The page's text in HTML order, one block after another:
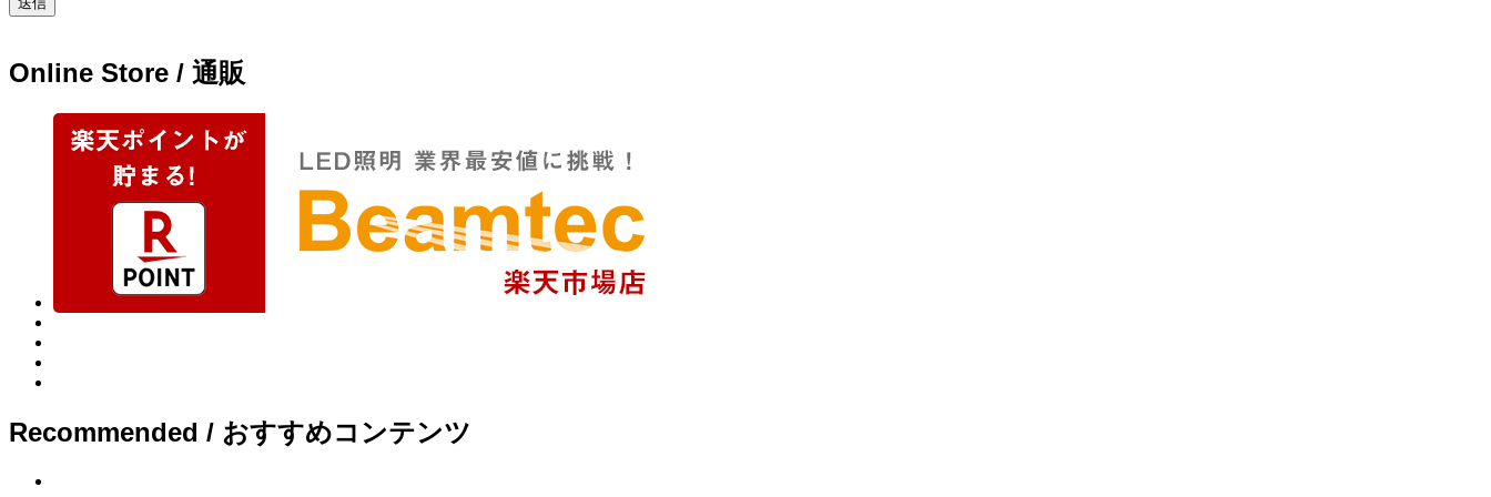
Online Store / 通販
Recommended / おすすめコンテンツ